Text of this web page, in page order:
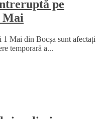
pe
Mai
Mai din Bocșa sunt afectați
temporară a...